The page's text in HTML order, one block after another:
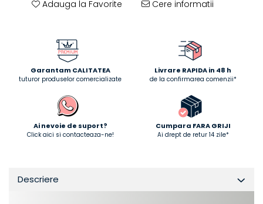
Adauga la Favorite Cere informatii
Garantam CALITATEA
tuturor produselor comercializate
Livrare RAPIDA in 48 h
de la confirmarea comenzii*
Ai nevoie de suport?
Click aici si contacteaza-ne!
Cumpara FARA GRIJI
Ai drept de retur 14 zile*
Descriere